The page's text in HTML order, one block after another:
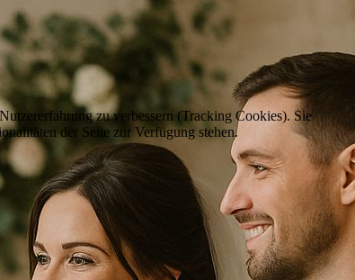
zu verbessern (Tracking Cookies). Sie
der Seite zur Verfügung stehen.